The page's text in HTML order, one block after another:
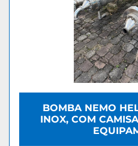
BOMBA NEMO
INOX, COM